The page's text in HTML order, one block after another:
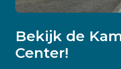
Bekijk de
Center!